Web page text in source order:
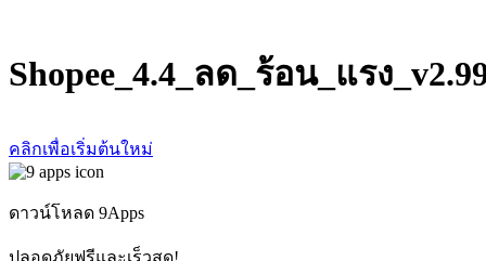
Shopee_4.4_ลด_ร้อน_แรง
คลิกเพื่อเริ่มต้นใหม่
ดาวน์โหลด 9Apps